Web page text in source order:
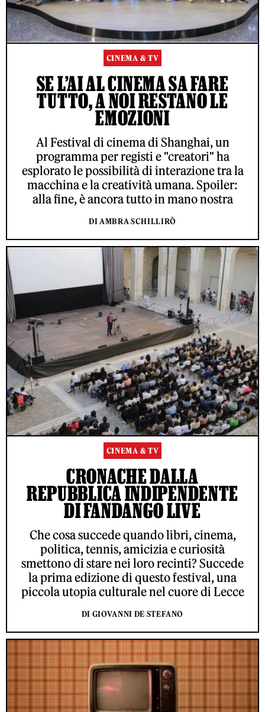
CINEMA & TV
SE L’AI AL CINEMA SA FARE
TUTTO, A NOI RESTANO LE
EMOZIONI
Al Festival di cinema di Shanghai, un
programma per registi e "creatori" ha
esplorato le possibilità di interazione tra la
macchina e la creatività umana. Spoiler:
alla fine, è ancora tutto in mano nostra
DI AMBRA SCHILLIRÒ
CINEMA & TV
CRONACHE DALLA
REPUBBLICA INDIPENDENTE
DI FANDANGO LIVE
Che cosa succede quando libri, cinema,
politica, tennis, amicizia e curiosità
smettono di stare nei loro recinti? Succede
la prima edizione di questo festival, una
piccola utopia culturale nel cuore di Lecce
DI GIOVANNI DE STEFANO